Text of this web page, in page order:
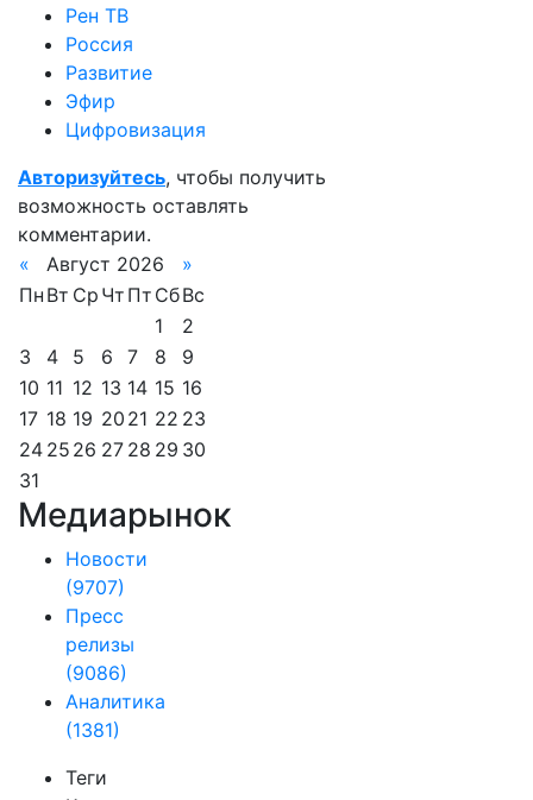
Рен ТВ
Россия
Развитие
Эфир
Цифровизация
Авторизуйтесь, чтобы получить
возможность оставлять
комментарии.
«
Август 2026
»
Пн Вт Ср Чт Пт СбВс
1
2
3
4 5 6 7 8
9
10 11 12 13 14 15 16
17 18 19 20 21 22 23
24 25 26 27 28 29 30
31
Медиарынок
Новости
(9707)
Пресс
релизы
(9086)
Аналитика
(1381)
Теги